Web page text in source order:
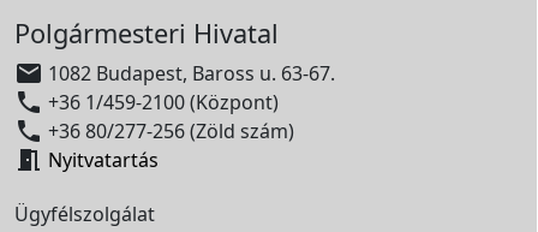
Polgármesteri Hivatal
 1082 Budapest, Baross u. 63-67.
 +36 1/459-2100 (Központ)
 +36 80/277-256 (Zöld szám)
 Nyitvatartás
Ügyfélszolgálat